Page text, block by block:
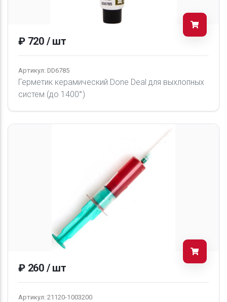
₽ 720 / шт
Артикул: DD6785
Герметик керамический Done Deal для выхлопных
систем (до 1400°)
₽ 260 / шт
Артикул: 21120-1003200